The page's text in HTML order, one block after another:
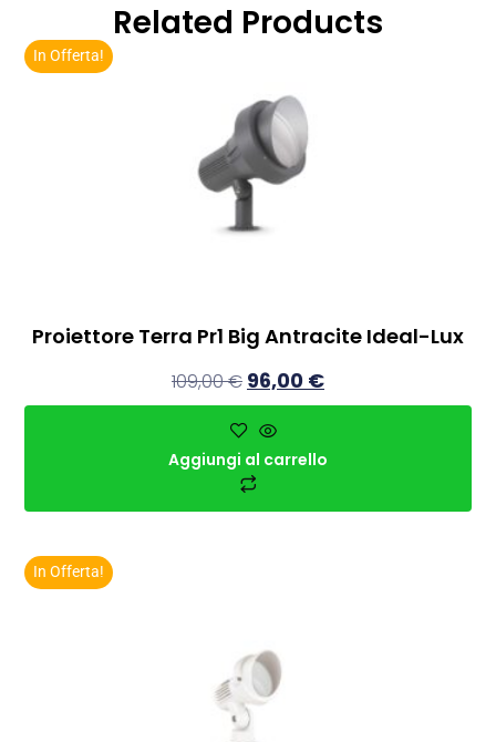
Related Products
In Offerta!
Proiettore Terra Pr1 Big Antracite Ideal-Lux
109,00€ 96,00 €
Aggiungi al carrello
In Offerta!